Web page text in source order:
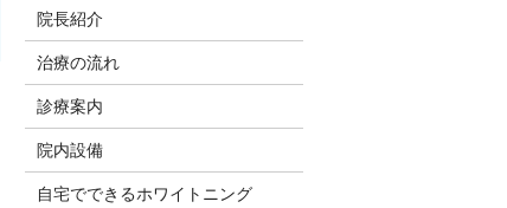
院長紹介
治療の流れ
診療案内
院内設備
自宅でできるホワイトニング